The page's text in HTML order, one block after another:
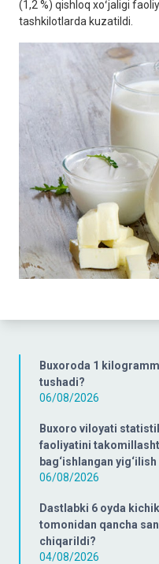
Buxoroda 1
tushadi?
06/08/2026
Buxoro viloyati
faoliyatini
bag‘ishlangan
06/08/2026
Dastlabki 6 oyda
tomonidan qancha
chiqarildi?
04/08/2026
(1,2 %) qishloq xoʻjaligi
tashkilotlarda kuzatildi.